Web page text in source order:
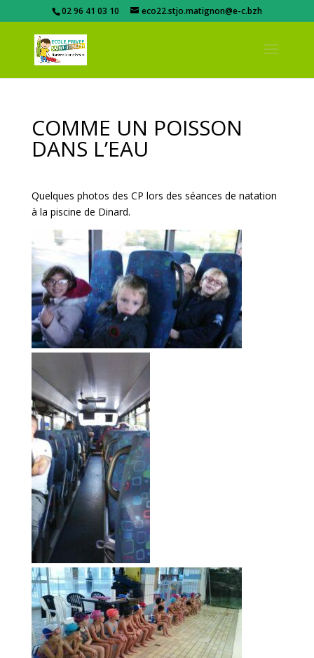
02 96 41 03 10 eco22.stjo.matignon@e-c.bzh
COMME UN POISSON
DANS L’EAU
Quelques photos des CP lors des séances de natation
à la piscine de Dinard.